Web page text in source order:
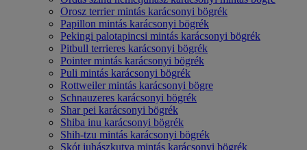
Orosz terrier mintás karácsonyi bögrék
Papillon mintás karácsonyi bögrék
Pekingi palotapincsi mintás karácsonyi bögrék
Pitbull terrieres karácsonyi bögrék
Pointer mintás karácsonyi bögrék
Puli mintás karácsonyi bögrék
Rottweiler mintás karácsonyi bögre
Schnauzeres karácsonyi bögrék
Shar pei karácsonyi bögrék
Shiba inu karácsonyi bögrék
Shih-tzu mintás karácsonyi bögrék
Skót juhászkutya mintás karácsonyi bögrék